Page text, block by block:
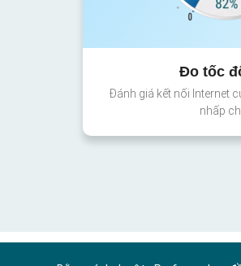
Đo tốc
Đánh giá kết nối Internet
nhấp